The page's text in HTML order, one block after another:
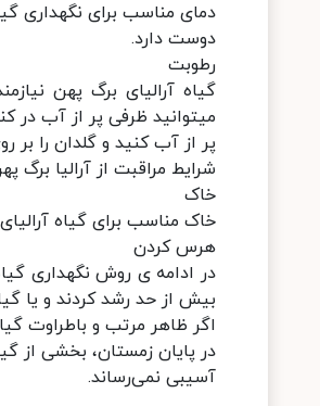
دوست دارد.
رطوبت
گیاه آرالیای برگ پهن
میتوانید ظرفی پر از آب در
پر از آب کنید و گلدان را
شرایط مراقبت از آرالیا برگ
خاک
خاک مناسب برای گیاه
هرس کردن
در ادامه ی روش نگهداری
بیش از حد رشد کردند و یا
اگر ظاهر مرتب و باطراوت
در پایان زمستان، بخشی از
آسیبی نمی‌رساند.